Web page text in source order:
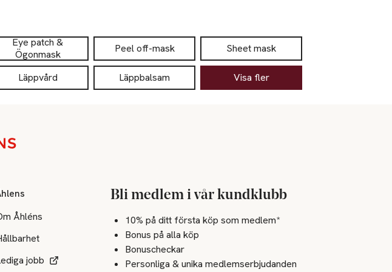
Eye patch &
Ögonmask
Peel off-mask Sheet mask
Läppvård Läppbalsam Visa fler
Åhléns
jobb
Bli medlem i vår kundklubb
10% på ditt första köp som medlem*
Bonus på alla köp
Bonuscheckar
Personliga & unika medlemserbjudanden